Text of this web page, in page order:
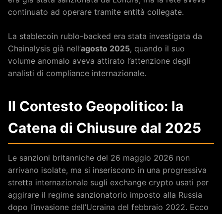
continuato ad operare tramite entità collegate.
La stablecoin rublo-backed era stata investigata da
Chainalysis già nell’agosto 2025, quando il suo
volume anomalo aveva attirato l’attenzione degli
analisti di compliance internazionale.
Il Contesto Geopolitico: la
Catena di Chiusure dal 2025
Le sanzioni britanniche del 26 maggio 2026 non
arrivano isolate, ma si inseriscono in una progressiva
stretta internazionale sugli exchange crypto usati per
aggirare il regime sanzionatorio imposto alla Russia
dopo l’invasione dell’Ucraina del febbraio 2022. Ecco